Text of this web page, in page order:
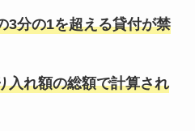
3分の1を超える貸付が禁
入れ額の総額で計算され